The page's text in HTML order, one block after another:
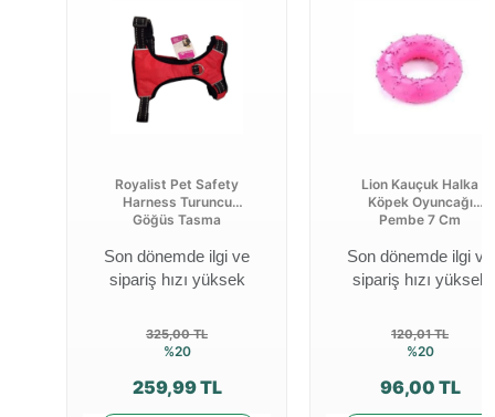
Royalist Pet Safety
Harness Turuncu
Göğüs Tasma
Son dönemde ilgi ve
sipariş hızı yüksek
325,00 TL
%20
259,99 TL
Lion Kauçuk Halka
Köpek Oyuncağı
Pembe 7 Cm
Son dönemde ilgi ve
sipariş hızı yüksek
120,01 TL
%20
96,00 TL